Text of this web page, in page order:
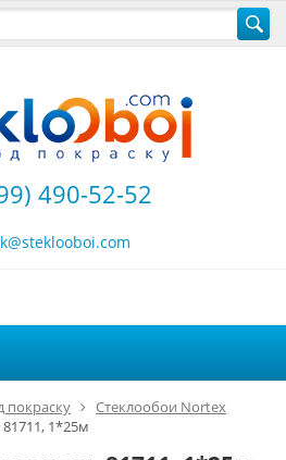
490-52-52
покраску
Стеклообои Nortex
1*25м